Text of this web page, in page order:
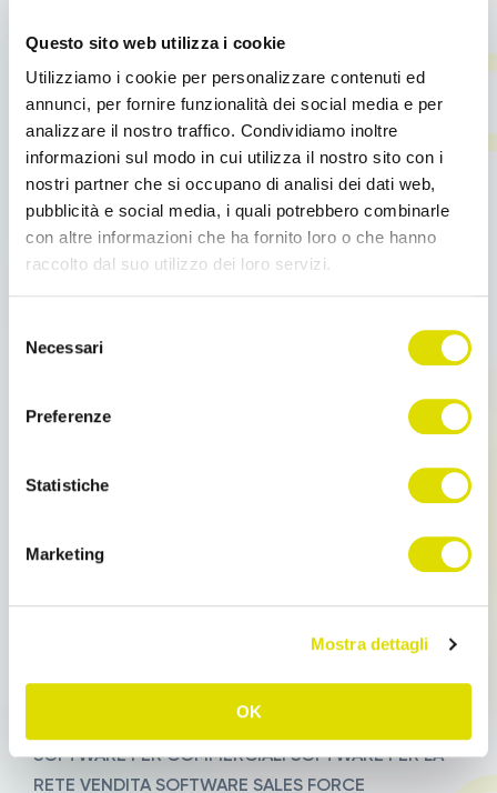
Questo sito web utilizza i cookie
Utilizziamo i cookie per personalizzare contenuti ed
annunci, per fornire funzionalità dei social media e per
analizzare il nostro traffico. Condividiamo inoltre
informazioni sul modo in cui utilizza il nostro sito con i
nostri partner che si occupano di analisi dei dati web,
pubblicità e social media, i quali potrebbero combinarle
con altre informazioni che ha fornito loro o che hanno
raccolto dal suo utilizzo dei loro servizi.
all'informativa:
https://www.ordersender.com/cookie-
delNecessari
Preferenze
Statistiche
Marketing
Mostra dettagli
OK
Si integra a qualsiasi ERP aziendale
OS Enterprise offre alla tua azienda e
alla tua Rete Commerciale
Raccolta Ordini automatizzata
CatalogoProdotti digitale
Gestione di
Personalizzazione,
Multilingua
per la gestione degli ordini dei
utilizzato da
oltre 400 aziende italiane, più di 7 mila agenti di
SOFTWARE PER AGENTI
SOFTWARE PER COMMERCIALI SOFTWARE PER LA
RETE VENDITA SOFTWARE SALES FORCE